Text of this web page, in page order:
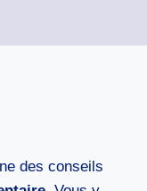
des conseils